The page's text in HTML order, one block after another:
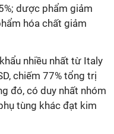
dược phẩm giảm
hóa chất giảm
nhiều nhất từ Italy
chiếm 77% tổng trị
đó, có duy nhất nhóm
tùng khác đạt kim